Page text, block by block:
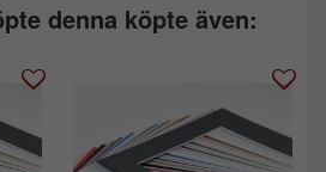
denna köpte även: